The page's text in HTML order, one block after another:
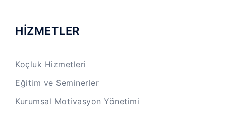
HİZMETLER
Koçluk Hizmetleri
Eğitim ve Seminerler
Kurumsal Motivasyon Yönetimi